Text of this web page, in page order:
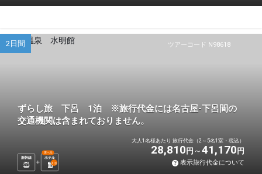
ツアーコード N98618
2日間
ずらし旅 下呂 1泊 ※旅行代金には名古屋-下呂間の
交通機関は含まれておりません。
新幹線 ホテル
選べる
1 泊
大人1名様あたり 旅行代金（2～5名1室・税込）
28,810 円 41,170 円
表示旅行代金について